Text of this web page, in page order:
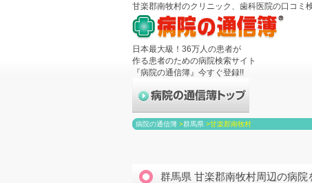
甘楽郡南牧村のクリニック、歯科医院の口コミ
日本最大級！36万人の患者が
作る患者のための病院検索サイト
『病院の通信簿』今すぐ登録!!
病院の通信簿 >群馬県 >甘楽郡南牧村
群馬県 甘楽郡南牧村周辺の病院